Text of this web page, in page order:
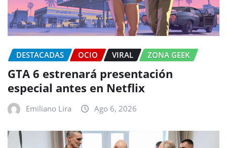
DESTACADAS OCIO VIRAL ZONA GEEK
GTA 6 estrenará presentación
especial antes en Netflix
Emiliano Lira Ago 6, 2026